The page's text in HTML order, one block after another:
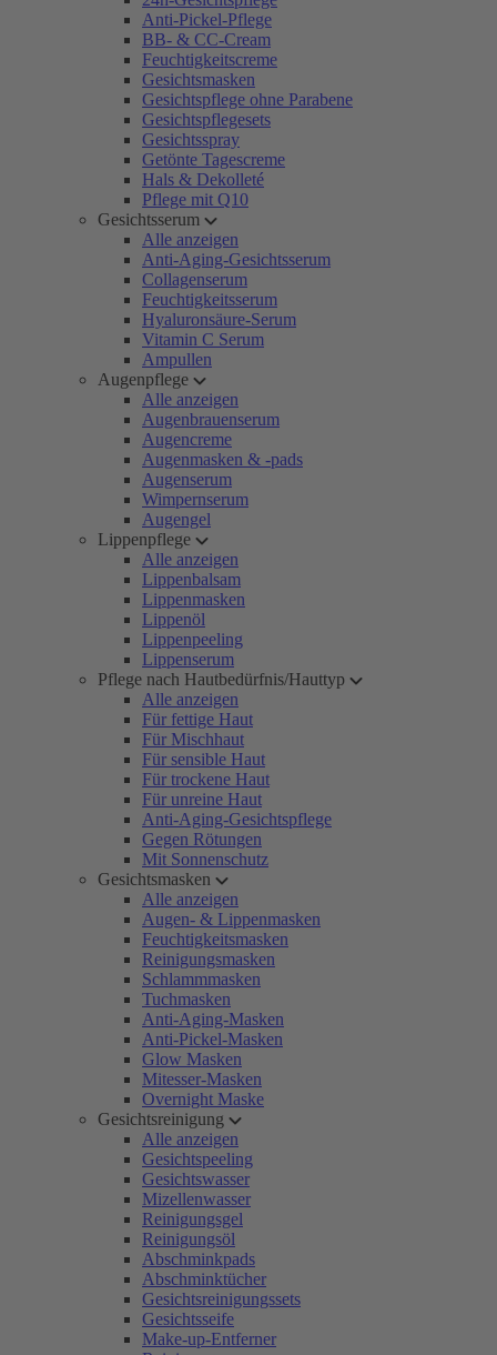
Anti-Pickel-Pflege
BB- & CC-Cream
Feuchtigkeitscreme
Gesichtsmasken
Gesichtspflege ohne Parabene
Gesichtspflegesets
Gesichtsspray
Getönte Tagescreme
Hals & Dekolleté
Pflege mit Q10
Gesichtsserum
Alle anzeigen
Anti-Aging-Gesichtsserum
Collagenserum
Feuchtigkeitsserum
Hyaluronsäure-Serum
Vitamin C Serum
Ampullen
Augenpflege
Alle anzeigen
Augenbrauenserum
Augencreme
Augenmasken & -pads
Augenserum
Wimpernserum
Augengel
Lippenpflege
Alle anzeigen
Lippenbalsam
Lippenmasken
Lippenöl
Lippenpeeling
Lippenserum
Pflege nach Hautbedürfnis/Hauttyp
Alle anzeigen
Für fettige Haut
Für Mischhaut
Für sensible Haut
Für trockene Haut
Für unreine Haut
Anti-Aging-Gesichtspflege
Gegen Rötungen
Mit Sonnenschutz
Gesichtsmasken
Alle anzeigen
Augen- & Lippenmasken
Feuchtigkeitsmasken
Reinigungsmasken
Schlammmasken
Tuchmasken
Anti-Aging-Masken
Anti-Pickel-Masken
Glow Masken
Mitesser-Masken
Overnight Maske
Gesichtsreinigung
Alle anzeigen
Gesichtspeeling
Gesichtswasser
Mizellenwasser
Reinigungsgel
Reinigungsöl
Abschminkpads
Abschminktücher
Gesichtsreinigungssets
Gesichtsseife
Make-up-Entferner